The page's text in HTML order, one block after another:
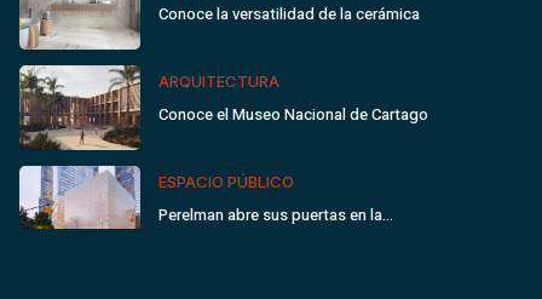
Conoce la versatilidad de la cerámica
ARQUITECTURA
Conoce el Museo Nacional de Cartago
ESPACIO PÚBLICO
Perelman abre sus puertas en la…